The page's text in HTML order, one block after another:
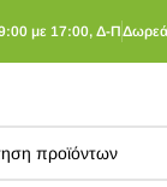
9:00 με 17:00, Δ-Π